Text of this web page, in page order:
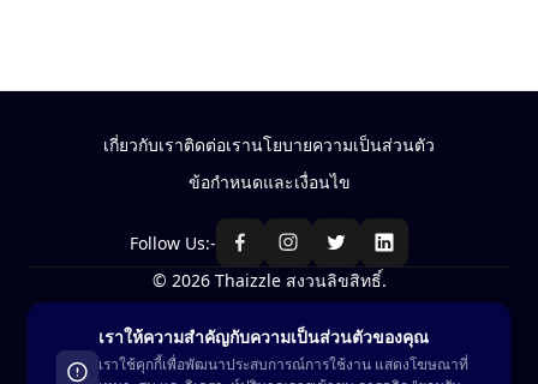
เกี่ยวกับเราติดต่อเรานโยบายความเป็นส่วนตัว
ข้อกำหนดและเงื่อนไข
Follow Us:-
© 2026 Thaizzle สงวนลิขสิทธิ์.
ซื้อ-ขาย สินค้าในประเทศไทย
เราให้ความสำคัญกับความเป็นส่วนตัวของคุณ
เราใช้คุกกี้เพื่อพัฒนาประสบการณ์การใช้งาน แสดงโฆษณาที่